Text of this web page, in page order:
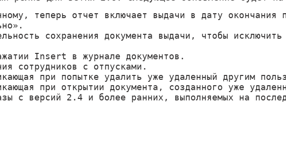
теперь отчет включает выдачи в дату
сохранения документа выдачи, чтобы
Insert в журнале документов.
сотрудников с отпусками.
при попытке удалить уже удаленный другим
при открытии документа, созданного уже
с версий 2.4 и более ранних, выполняемых на